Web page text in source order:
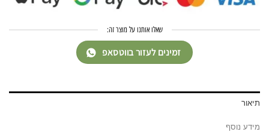
שאלו אותנו על מוצר זה:
זמינים לעזור בווטסאפ
תיאור
מידע נוסף